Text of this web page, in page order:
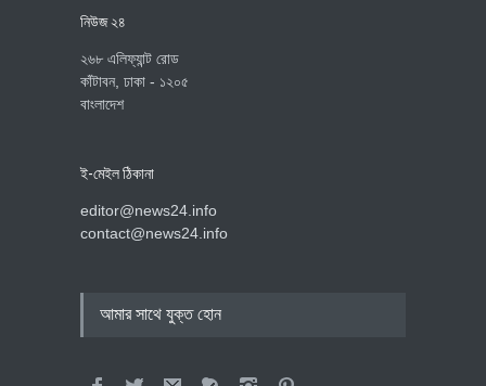
নিউজ ২৪
২৬৮ এলিফ্যান্ট রোড
কাঁটাবন, ঢাকা - ১২০৫
বাংলাদেশ
ই-মেইল ঠিকানা
editor@news24.info
contact@news24.info
আমার সাথে যুক্ত হোন